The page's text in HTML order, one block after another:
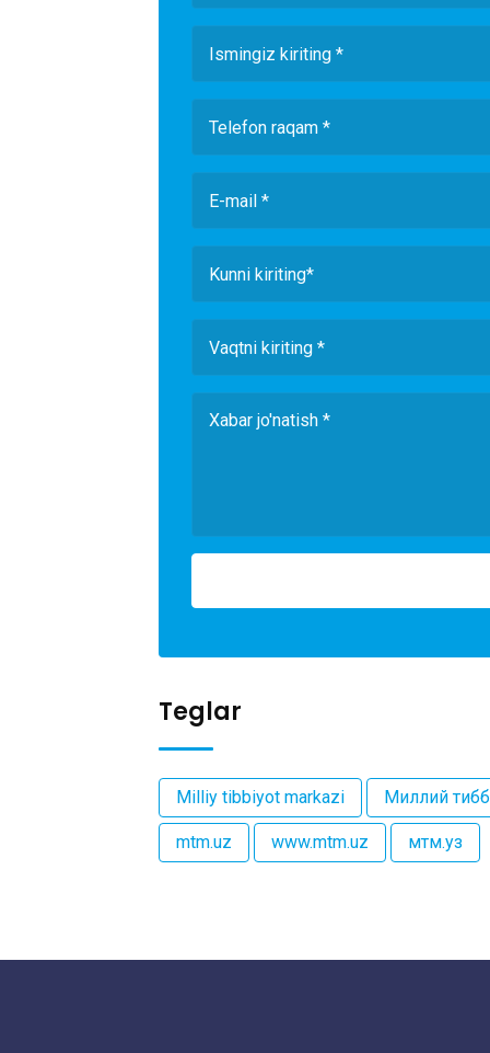
Teglar
Milliy tibbiyot markazi Миллий
mtm.uz www.mtm.uz мтм.уз